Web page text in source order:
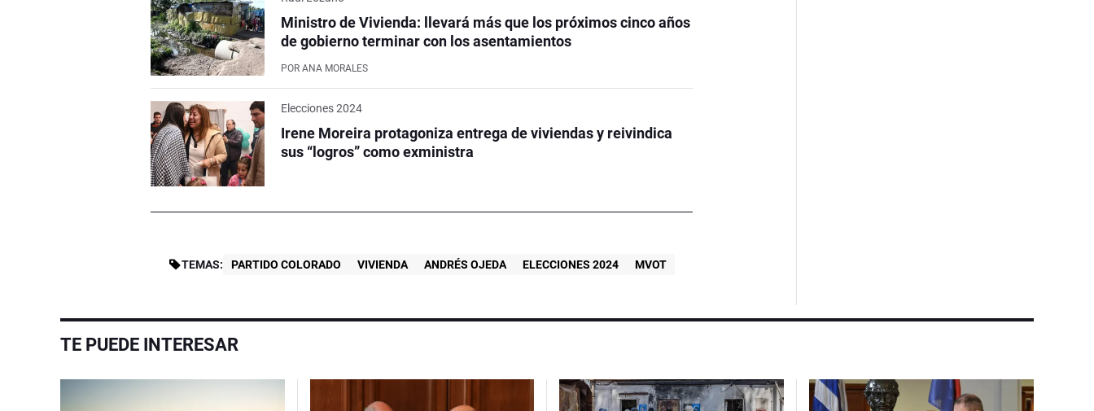
Ministro de Vivienda: llevará más que los próximos cinco años
de gobierno terminar con los asentamientos
POR ANA MORALES
Elecciones 2024
Irene Moreira protagoniza entrega de viviendas y reivindica
sus “logros” como exministra
TEMAS: PARTIDO COLORADO VIVIENDA ANDRÉS OJEDA ELECCIONES 2024 MVOT
TE PUEDE INTERESAR